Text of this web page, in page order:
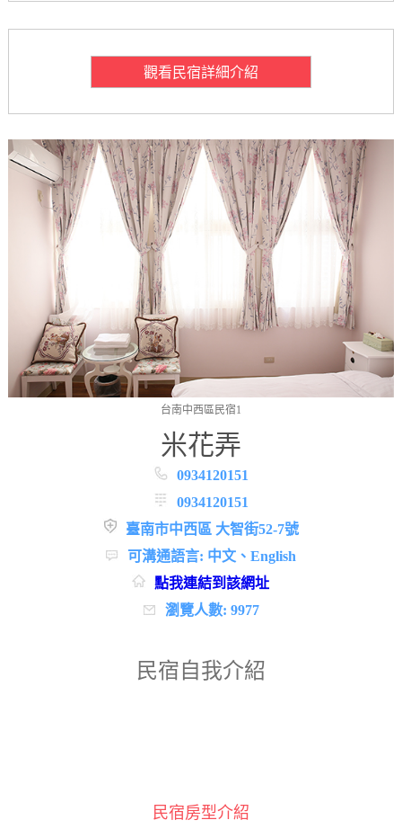
觀看民宿詳細介紹
台南中西區民宿1
米花弄
0934120151
0934120151
臺南市中西區 大智街52-7號
可溝通語言: 中文、English
點我連結到該網址
瀏覽人數: 9977
民宿自我介紹
民宿房型介紹